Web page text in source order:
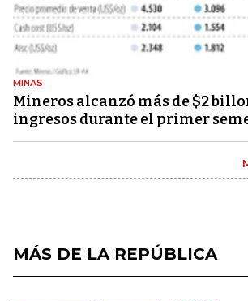
MINAS
Mineros alcanzó más de $2
ingresos durante el primer
MÁS DE LA REPÚBLICA